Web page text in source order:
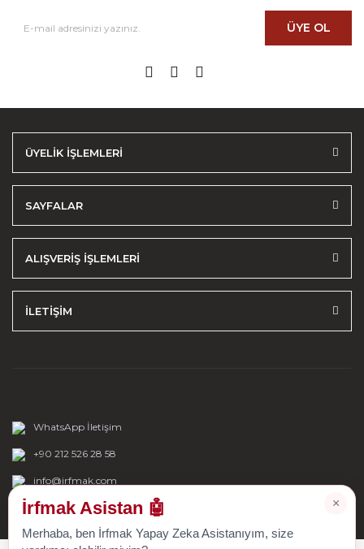
ÜYE OL
ÜYELİK İŞLEMLERİ
SAYFALAR
ALIŞVERİŞ İŞLEMLERİ
İLETİŞİM
WhatsApp İletişim
+90 212 526 28 58
info@irfmak.com
×
İrfmak Asistan 🤖
Merhaba, ben İrfmak Yapay Zeka Asistanıyım, size